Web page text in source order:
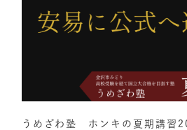
うめざわ塾 ホンキの夏期講